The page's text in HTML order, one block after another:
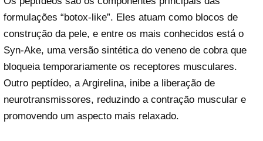
formulações “botox-like”. Eles atuam como blocos de
construção da pele, e entre os mais conhecidos está o
Syn-Ake, uma versão sintética do veneno de cobra que
bloqueia temporariamente os receptores musculares.
Outro peptídeo, a Argirelina, inibe a liberação de
neurotransmissores, reduzindo a contração muscular e
promovendo um aspecto mais relaxado.